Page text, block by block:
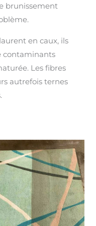
brunissement
en caux, ils
contaminants
Les fibres
autrefois ternes